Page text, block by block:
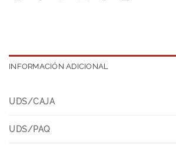
INFORMACIÓN ADICIONAL
UDS/CAJA
UDS/PAQ